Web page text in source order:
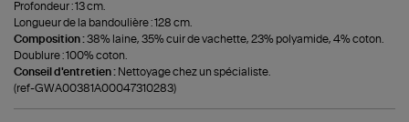
Profondeur : 13 cm.
Longueur de la bandoulière : 128 cm.
Composition :38% laine, 35% cuir de vachette, 23% polyamide, 4% coton.
Doublure : 100% coton.
Conseil d'entretien : Nettoyage chez un spécialiste.
(ref-GWA00381A00047310283)